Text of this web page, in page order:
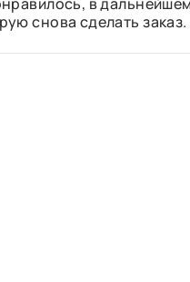
снова сделать заказ.